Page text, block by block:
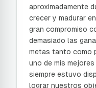
aproximadamente
crecer y madurar
gran compromiso
demasiado las
metas tanto como
uno de mis
siempre estuvo
lograr nuestros